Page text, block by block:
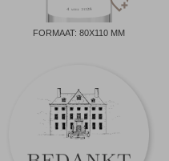
FORMAAT: 80X110 MM